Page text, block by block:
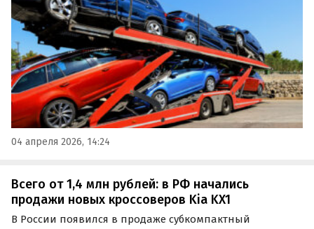
Telegram-канале.
04 апреля 2026, 14:24
Всего от 1,4 млн рублей: в РФ начались
продажи новых кроссоверов Kia KX1
В России появился в продаже субкомпактный